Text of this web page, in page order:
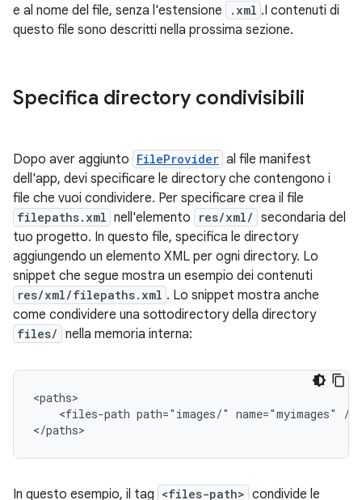
e al nome del file, senza l'estensione
.xml .I contenuti di
questo file sono descritti nella prossima sezione.
Specifica directory condivisibili
Dopo aver aggiunto FileProvider al file manifest
dell'app, devi specificare le directory che contengono i
file che vuoi condividere. Per specificare crea il file
filepaths.xml nell'elemento res/xml/ secondaria del
tuo progetto. In questo file, specifica le directory
aggiungendo un elemento XML per ogni directory. Lo
snippet che segue mostra un esempio dei contenuti
res/xml/filepaths.xml . Lo snippet mostra anche
come condividere una sottodirectory della directory
files/ nella memoria interna:
<files-path path="images/" name="myimages"
/>
</paths>
In questo esempio, il tag <files-path> condivide le